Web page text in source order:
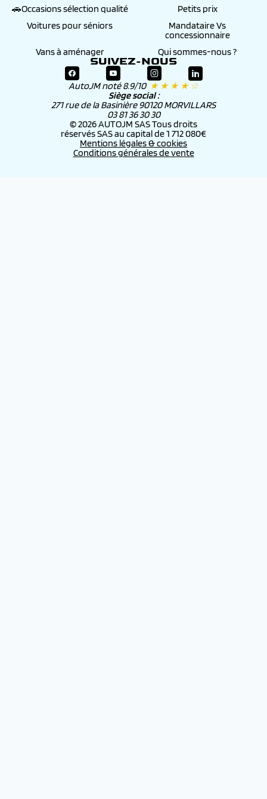
🚗Occasions sélection qualité
Petits prix
Voitures pour séniors
Mandataire Vs
concessionnaire
Vans à aménager
Qui sommes-nous ?
SUIVEZ-NOUS
AutoJM noté 8.9/10 ★ ★ ★ ★ ☆
Siège social :
271 rue de la Basinière 90120 MORVILLARS
03 81 36 30 30
© 2026 AUTOJM SAS Tous droits
réservés SAS au capital de 1 712 080€
Mentions légales & cookies
Conditions générales de vente